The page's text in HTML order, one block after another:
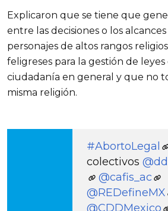
Explicaron que se tiene que
entre las decisiones o los
personajes de altos rangos
feligreses para la gestión de
ciudadanía en general y que no
misma religión.
#AbortoLegal
colectivos
@cafis_ac
@REDefineMX
@CDDMexico